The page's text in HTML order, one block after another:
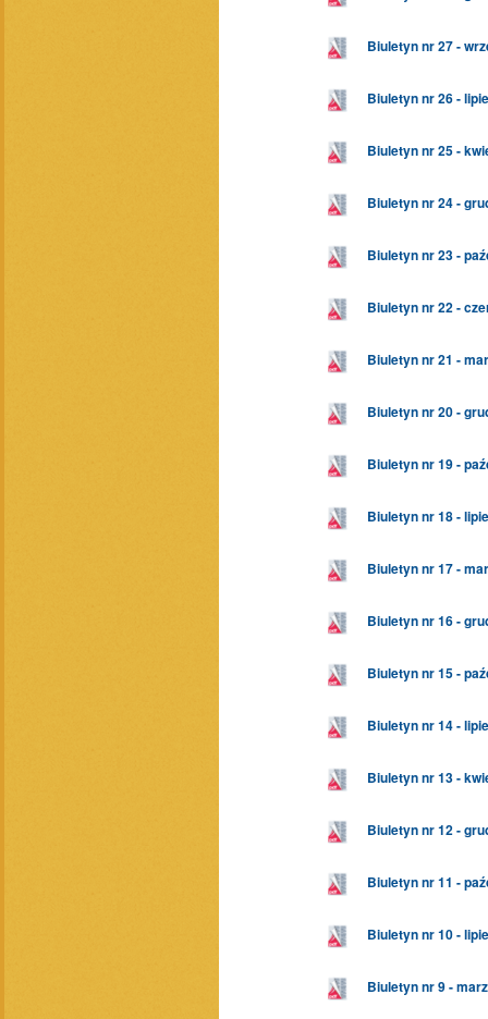
Biuletyn nr 27 -
Biuletyn nr 26 -
Biuletyn nr 25 -
Biuletyn nr 24 -
Biuletyn nr 23 -
Biuletyn nr 22 -
Biuletyn nr 21 -
Biuletyn nr 20 -
Biuletyn nr 19 -
Biuletyn nr 18 -
Biuletyn nr 17 -
Biuletyn nr 16 -
Biuletyn nr 15 -
Biuletyn nr 14 -
Biuletyn nr 13 -
Biuletyn nr 12 -
Biuletyn nr 11 -
Biuletyn nr 10 -
Biuletyn nr 9 -